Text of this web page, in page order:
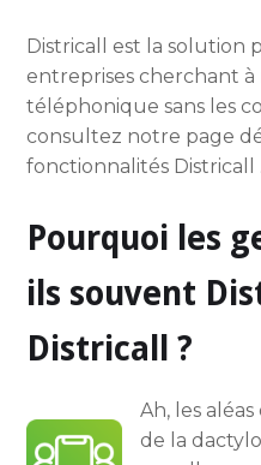
Districall est la solution
entreprises cherchant
téléphonique sans les
consultez notre page
fonctionnalités Districall .
Pourquoi les
ils souvent
Districall ?
Ah, les
de la